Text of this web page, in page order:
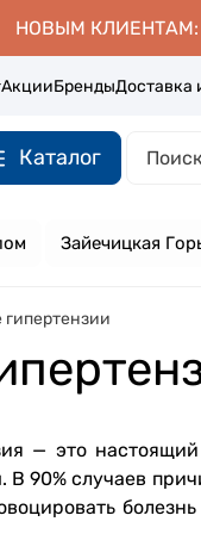
НОВЫМ КЛИЕНТАМ:
АкцииБрендыДоставка
Каталог
Зайечицкая
— это
90% случаев